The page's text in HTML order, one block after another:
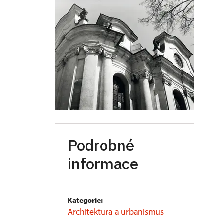
Podrobné
informace
Kategorie:
Architektura a urbanismus